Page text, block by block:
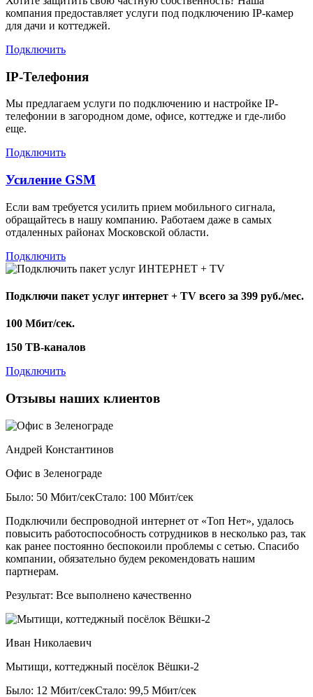
компания предоставляет услуги под подключению IP-камер
для дачи и коттеджей.
Подключить
IP-Телефония
Мы предлагаем услуги по подключению и настройке IP-
телефонии в загородном доме, офисе, коттедже и где-либо
еще.
Подключить
Усиление GSM
Если вам требуется усилить прием мобильного сигнала,
обращайтесь в нашу компанию. Работаем даже в самых
отдаленных районах Московской области.
Подключить
Подключи пакет услуг интернет + TV всего за 399 руб./мес.
100 Мбит/сек.
150 ТВ-каналов
Подключить
Отзывы наших клиентов
Андрей Константинов
Офис в Зеленограде
Было: 50 Мбит/секСтало: 100 Мбит/сек
Подключили беспроводной интернет от «Топ Нет», удалось
повысить работоспособность сотрудников в несколько раз, так
как ранее постоянно беспокоили проблемы с сетью. Спасибо
компании, обязательно будем рекомендовать нашим
партнерам.
Результат: Все выполнено качественно
Иван Николаевич
Мытищи, коттеджный посёлок Вёшки-2
Было: 12 Мбит/секСтало: 99,5 Мбит/сек